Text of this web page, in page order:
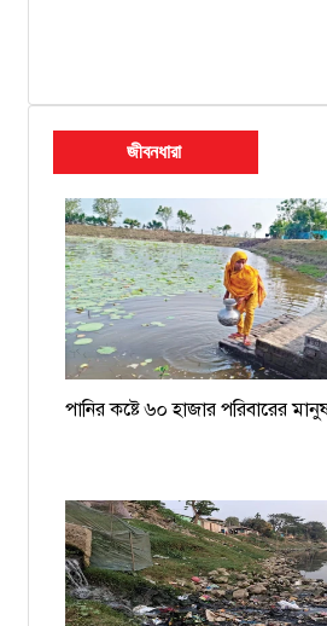
জীবনধারা
পানির কষ্টে ৬০ হাজার পরিবারের